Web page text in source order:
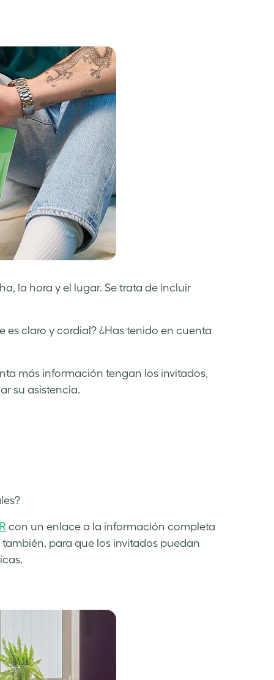
la hora y el lugar. Se trata de incluir
es claro y cordial? ¿Has tenido en cuenta
más información tengan los invitados,
su asistencia.
con un enlace a la información completa
para que los invitados puedan